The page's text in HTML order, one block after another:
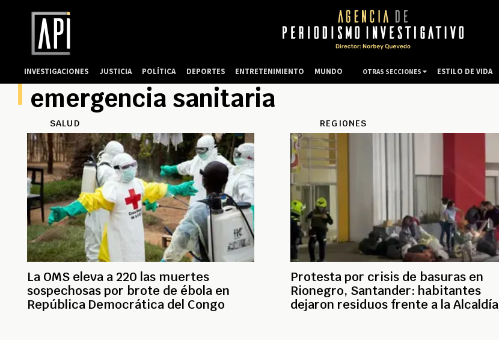
emergencia sanitaria
SALUD
La OMS eleva a 220 las muertes
sospechosas por brote de ébola en
República Democrática del Congo
REGIONES
Protesta por crisis de basuras en
Rionegro, Santander: habitantes
dejaron residuos frente a la Alcaldía
INVESTIGACIONES JUSTICIA POLÍTICA DEPORTES ENTRETENIMIENTO MUNDO OTRAS SECCIONES ESTILO DE VIDA